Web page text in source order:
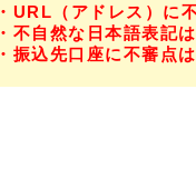
・URL（アドレス）に
・不自然な日本語表記
・振込先口座に不審点